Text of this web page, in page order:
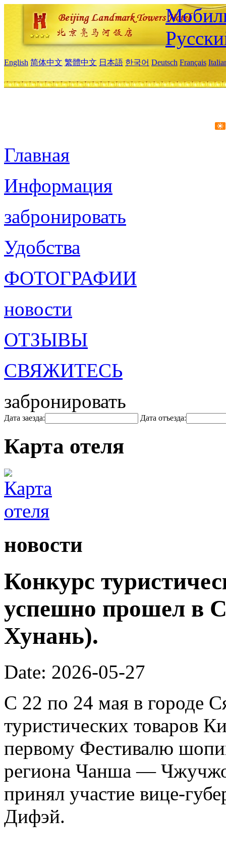
English 简体中文 繁體中文 日本語 한국어 Deutsch Français
Главная
Информация
забронировать
Удобства
ФОТОГРАФИИ
новости
ОТЗЫВЫ
СВЯЖИТЕСЬ
забронировать
Дата заезда: Дата отъезда:
Карта отеля
новости
Конкурс
успешно прошел в
Хунань).
Date: 2026-05-27
С 22 по 24 мая в городе
туристических товаров
первому Фестивалю
региона Чанша —
принял участие вице-
Дифэй.